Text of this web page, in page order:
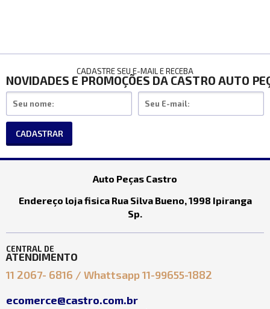
CADASTRE SEU E-MAIL E RECEBA
NOVIDADES E PROMOÇÕES DA CASTRO AUTO
CADASTRAR
Auto Peças Castro
Endereço loja fisica Rua Silva Bueno, 1998 Ipiranga
Sp.
CENTRAL DE
ATENDIMENTO
11 2067- 6816 / Whattsapp 11-99655-1882
ecomerce@castro.com.br